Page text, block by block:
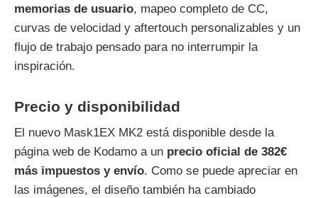
memorias de usuario, mapeo completo de CC,
curvas de velocidad y aftertouch personalizables y un
flujo de trabajo pensado para no interrumpir la
inspiración.
Precio y disponibilidad
El nuevo Mask1EX MK2 está disponible desde la
página web de Kodamo a un precio oficial de 382€
más impuestos y envío. Como se puede apreciar en
las imágenes, el diseño también ha cambiado